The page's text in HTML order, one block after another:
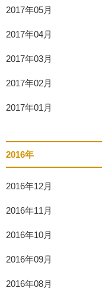
2017年05月
2017年04月
2017年03月
2017年02月
2017年01月
2016年
2016年12月
2016年11月
2016年10月
2016年09月
2016年08月